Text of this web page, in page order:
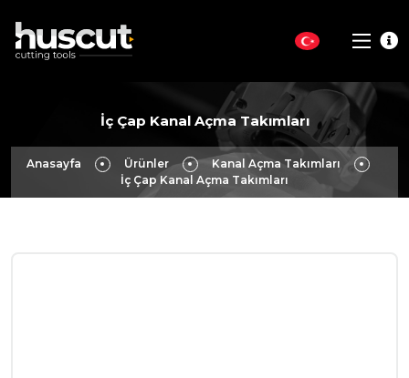
İç Çap Kanal Açma Takımları
Anasayfa Ürünler
Kanal Açma Takımları
İç Çap Kanal Açma Takımları